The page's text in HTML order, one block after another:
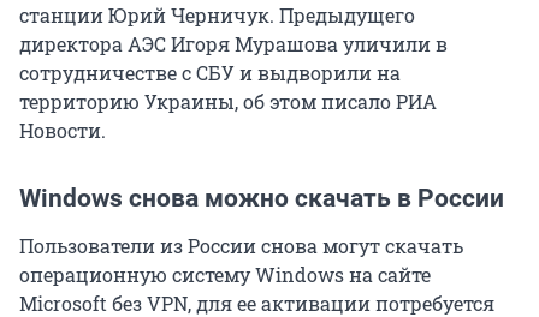
станции Юрий Черничук. Предыдущего
директора АЭС Игоря Мурашова уличили в
сотрудничестве с СБУ и выдворили на
территорию Украины, об этом писало РИА
Новости.
Windows снова можно скачать в России
Пользователи из России снова могут скачать
операционную систему Windows на сайте
Microsoft без VPN, для ее активации потребуется